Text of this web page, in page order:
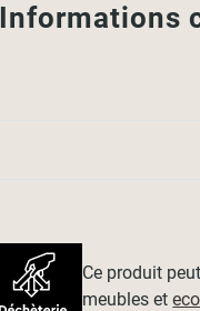
Informations
Ce produit
meubles et